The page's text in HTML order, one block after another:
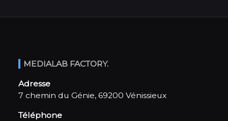
MEDIALAB FACTORY.
Adresse
7 chemin du Génie, 69200 Vénissieux
Téléphone